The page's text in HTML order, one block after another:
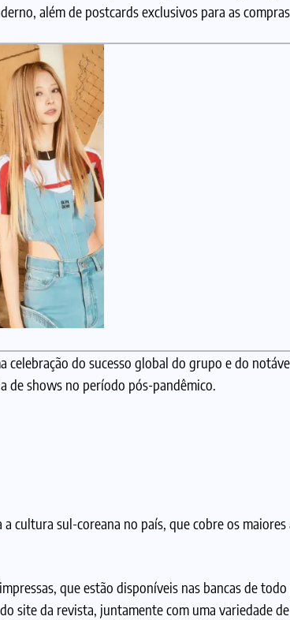
além de postcards exclusivos para as
celebração do sucesso global do grupo e do
de shows no período pós-pandêmico.
cultura sul-coreana no país, que cobre os
que estão disponíveis nas bancas de
site da revista, juntamente com uma variedade